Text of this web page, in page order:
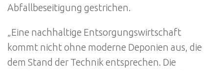
Abfallbeseitigung gestrichen.
„Eine nachhaltige Entsorgungswirtschaft
kommt nicht ohne moderne Deponien aus, die
dem Stand der Technik entsprechen. Die